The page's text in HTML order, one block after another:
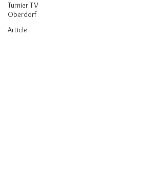
Turnier TV
Oberdorf
Article